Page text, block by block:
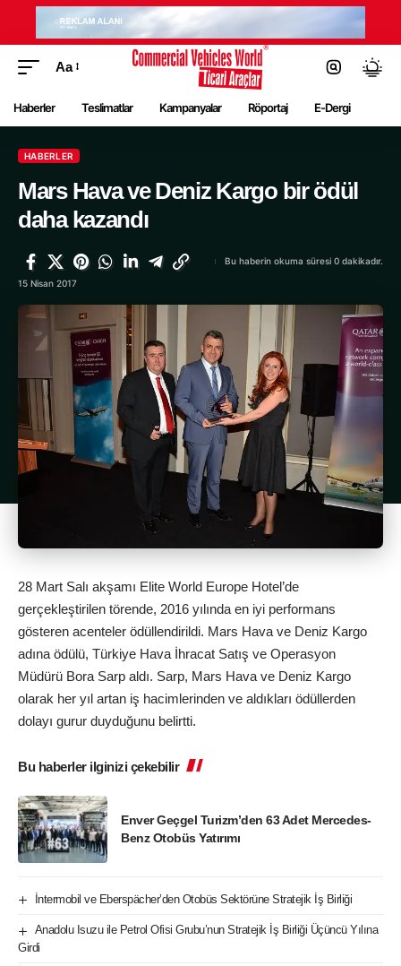
Aa
Haberler Teslimatlar Kampanyalar Röportaj E-Dergi
HABERLER
Mars Hava ve Deniz Kargo bir ödül
daha kazandı
15 Nisan 2017
Bu haberin okuma süresi 0 dakikadır.
28 Mart Salı akşamı Elite World Europe Hotel’de
gerçekleştirilen törende, 2016 yılında en iyi performans
gösteren acenteler ödüllendirildi. Mars Hava ve Deniz Kargo
adına ödülü, Türkiye Hava İhracat Satış ve Operasyon
Müdürü Bora Sarp aldı. Sarp, Mars Hava ve Deniz Kargo
olarak her yıl artan iş hacimlerinden ve aldıkları ödüllerden
dolayı gurur duyduğunu belirtti.
Bu haberler ilginizi çekebilir
Enver Geçgel Turizm’den 63 Adet Mercedes-
Benz Otobüs Yatırımı
İntermobil ve Eberspächer’den Otobüs Sektörüne Stratejik İş Birliği
Anadolu Isuzu ile Petrol Ofisi Grubu’nun Stratejik İş Birliği Üçüncü Yılına
Girdi